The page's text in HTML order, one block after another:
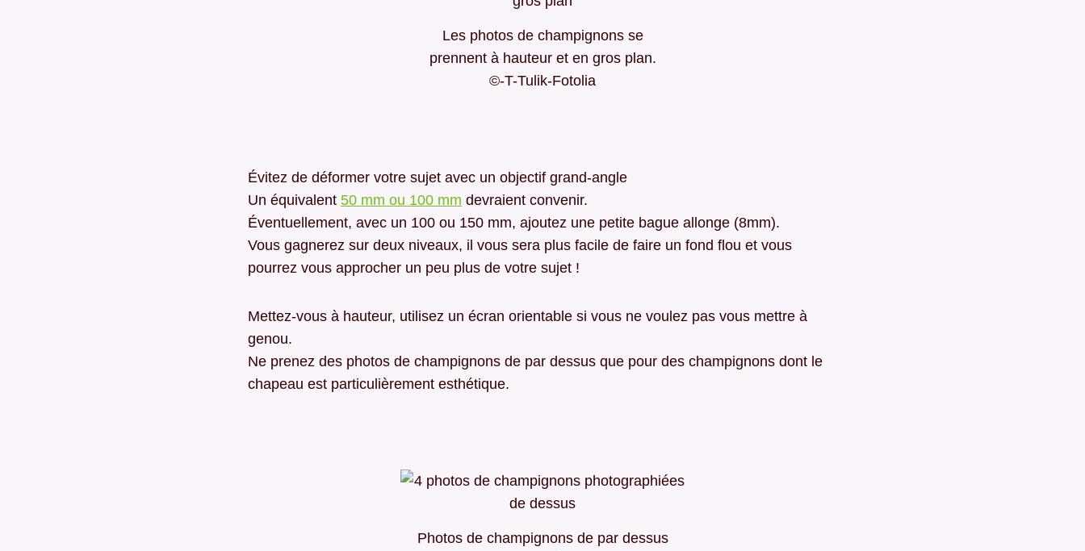
Les photos de champignons se
prennent à hauteur et en gros plan.
©-T-Tulik-Fotolia
Évitez de déformer votre sujet avec un objectif grand-angle
Un équivalent 50 mm ou 100 mm devraient convenir.
Éventuellement, avec un 100 ou 150 mm, ajoutez une petite bague allonge (8mm).
Vous gagnerez sur deux niveaux, il vous sera plus facile de faire un fond flou et vous
pourrez vous approcher un peu plus de votre sujet !
Mettez-vous à hauteur, utilisez un écran orientable si vous ne voulez pas vous mettre à
genou.
Ne prenez des photos de champignons de par dessus que pour des champignons dont le
chapeau est particulièrement esthétique.
Photos de champignons de par dessus